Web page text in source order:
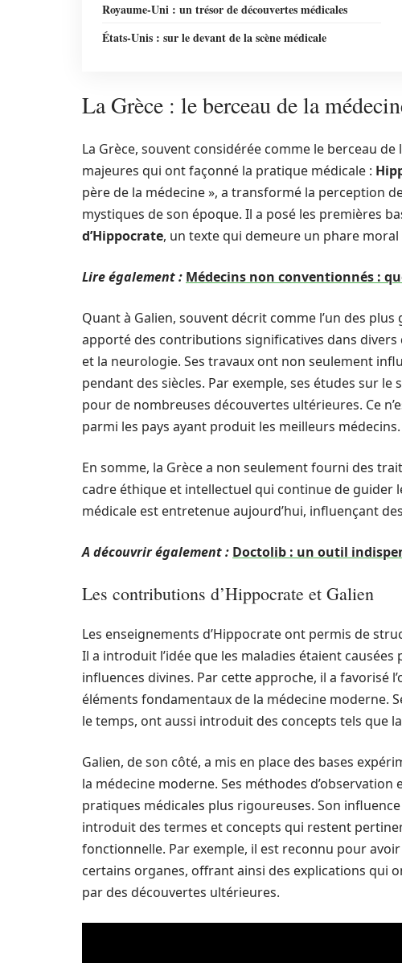
Royaume-Uni : un trésor de découvertes médicales
États-Unis : sur le devant de la scène médicale
La Grèce : le berceau de la
La Grèce, souvent considérée comme le berceau
majeures qui ont façonné la pratique médicale :
père de la médecine », a transformé la perception
mystiques de son époque. Il a posé les premières
d’Hippocrate, un texte qui demeure un phare
Lire également : Médecins non conventionnés :
Quant à Galien, souvent décrit comme l’un des
apporté des contributions significatives dans
et la neurologie. Ses travaux ont non seulement
pendant des siècles. Par exemple, ses études sur
pour de nombreuses découvertes ultérieures. Ce
parmi les pays ayant produit les meilleurs médecins.
En somme, la Grèce a non seulement fourni des
cadre éthique et intellectuel qui continue de guider
médicale est entretenue aujourd’hui, influençant
A découvrir également : Doctolib : un outil
Les contributions d’Hippocrate et Galien
Les enseignements d’Hippocrate ont permis de
Il a introduit l’idée que les maladies étaient
influences divines. Par cette approche, il a favorisé
éléments fondamentaux de la médecine moderne.
le temps, ont aussi introduit des concepts tels que
Galien, de son côté, a mis en place des bases
la médecine moderne. Ses méthodes
pratiques médicales plus rigoureuses. Son
introduit des termes et concepts qui restent
fonctionnelle. Par exemple, il est reconnu pour
certains organes, offrant ainsi des explications qui
par des découvertes ultérieures.